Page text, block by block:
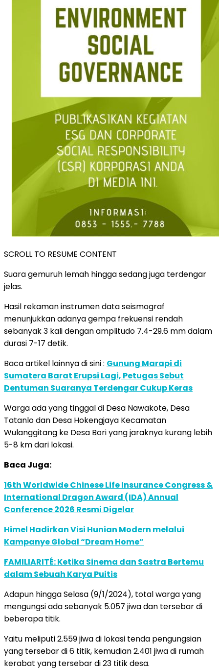
SCROLL TO RESUME CONTENT
Suara gemuruh lemah hingga sedang juga terdengar
jelas.
Hasil rekaman instrumen data seismograf
menunjukkan adanya gempa frekuensi rendah
sebanyak 3 kali dengan amplitudo 7.4-29.6 mm dalam
durasi 7-17 detik.
Baca artikel lainnya di sini : Gunung Marapi di
Sumatera Barat Erupsi Lagi, Petugas Sebut
Dentuman Suaranya Terdengar Cukup Keras
Warga ada yang tinggal di Desa Nawakote, Desa
Tatanlo dan Desa Hokengjaya Kecamatan
Wulanggitang ke Desa Bori yang jaraknya kurang lebih
5-8 km dari lokasi.
Baca Juga:
16th Worldwide Chinese Life Insurance Congress &
International Dragon Award (IDA) Annual
Conference 2026 Resmi Digelar
Himel Hadirkan Visi Hunian Modern melalui
Kampanye Global “Dream Home”
FAMILIARITÉ: Ketika Sinema dan Sastra Bertemu
dalam Sebuah Karya Puitis
Adapun hingga Selasa (9/1/2024), total warga yang
mengungsi ada sebanyak 5.057 jiwa dan tersebar di
beberapa titik.
Yaitu meliputi 2.559 jiwa di lokasi tenda pengungsian
yang tersebar di 6 titik, kemudian 2.401 jiwa di rumah
kerabat yang tersebar di 23 titik desa.